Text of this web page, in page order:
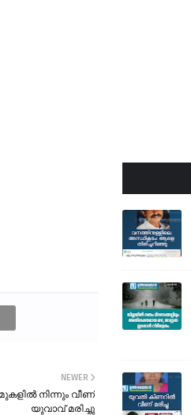
NEWER
മുകളിൽ നിന്നും വീണ്
യുവാവ് മരിച്ചു